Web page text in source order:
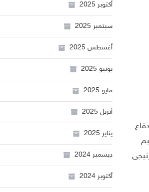
أكتوبر 2025
سبتمبر 2025
أغسطس 2025
يونيو 2025
مايو 2025
أبريل 2025
يناير 2025
ديسمبر 2024
أكتوبر 2024